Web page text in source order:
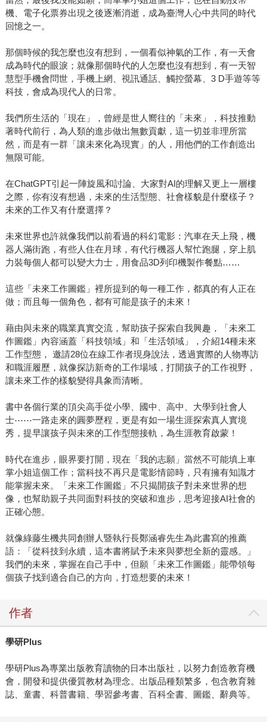
機、電子化票券出現之後逐漸消逝，成為臺灣人心中共同的時代
回憶之一。
那個時候的我怎麼也沒有想到，一個看似神氣的工作，有一天會
成為時代的眼淚；就像那個時代的人怎麼也沒有想到，有一天智
慧型手機會問世，手機上網、視訊通話、觸控螢幕、3 D手遊等等
科技，會成為現代人的日常。
我們所生活的「現在」，曾經是世人嚮往的「未來」，科技推動
著時代前行，為人類的進步做出無數貢獻，這一切並非理所當
然，而是有一群「讓未來化為現實」的人，用他們的工作創造出
無限可能。
在ChatGPT引起一陣旋風和討論、大家對AI的理解又更上一層樓
之際，你有沒有想過，未來的生活型態、社會樣貌是什麼樣子？
未來的工作又有什麼選擇？
未來世界也許就像我們以前看過的科幻電影：汽車在天上飛，機
器人滿街跑，有些人住在月球，有代行機器人幫忙跑腿，穿上肌
力裝每個人都可以變大力士，用食品3D列印機製作餐點……
這些「未來工作圖鑑」裡所提到的每一種工作，都真的有人正在
做；而且每一個角色，都有可能是孩子的未來！
藉由與未來的職業真實交流，幫助孩子探索自我興趣，「未來工
作圖鑑」內容涵蓋「科技領域」和「生活領域」，介紹14種未來
工作型態， 邀請28位在線工作者現身說法，透過實際的人物專訪
和職涯履歷，就像探訪新奇的工作場域，打開孩子的工作視野，
讓未來工作的樣貌變得具象而清晰。
書中各個行業的頂尖高手從小學、國中、高中、大學到社會人
士⋯⋯一路走來的圓夢歷程，更是有如一場生涯探索真人實境
秀，提早讓孩子與未來的工作型態接軌，為生涯教育啟蒙！
時代在進步，眼界要打開，現在「我的志願」當然不可能填上車
掌小姐這個工作；當科技不再只是電影情節時，只有擁有知識才
能掌握未來。「未來工作圖鑑」不只揭開孩子對未來世界的想
像，也幫助親子共同面對科技的突破和進步，思考迎接AI社會的
正確心態。
就像綠藤生機共同創辦人暨執行長鄭涵睿先生為此書寫的推薦
語：「從科技到永續，這本書將賦予未來與夢想全新的靈感。」
我們的未來，掌握在自己手中，但願「未來工作圖鑑」能帶領每
個孩子找到適合自己的方向，打造想要的未來！
作者
學研Plus
學研Plus為專業出版教育讀物的日本出版社，以努力創造教育機
會，開發和提供優質教材為理念。出版品種類繁多，包含教育雜
誌、童書、科普書籍、學習參考書、百科全書、圖鑑、辭典等。